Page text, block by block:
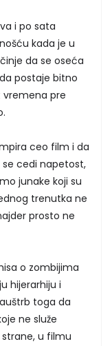
i po sata
kada je u
da se oseća
postaje bitno
vremena pre
ceo film i da
cedi napetost,
junake koji su
trenutka ne
prosto ne
o zombijima
hijerarhiju i
toga da
ne služe
u filmu